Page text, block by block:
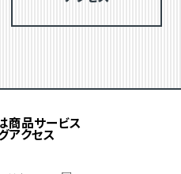
商品サービス
アクセス